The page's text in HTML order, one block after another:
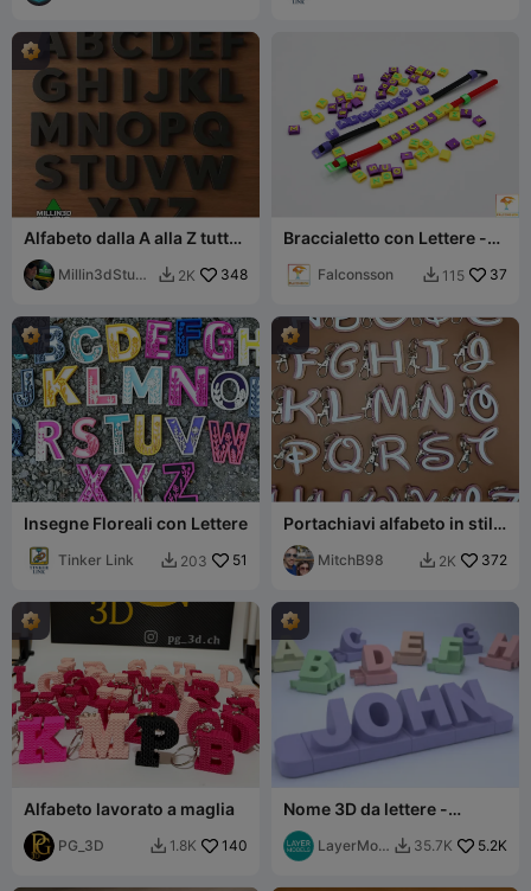
Alfabeto dalla A alla Z tutto
in maiuscolo! Per progetti,
arte e artigianato
Millin3dStudi
 2K 348
Braccialetto con Lettere -
Falconsson  115 37
Insegne Floreali con Lettere
Tinker Link  203 51
Portachiavi alfabeto in stile
Disney
MitchB98  2K 372
Alfabeto lavorato a maglia
PG_3D  1.8K 140
Nome 3D da lettere -
Carattere standard
LayerMod
 35.7K 5.2K